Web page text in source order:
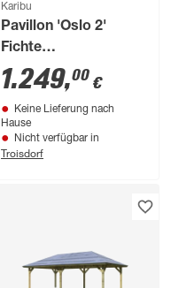
Karibu
Pavillon 'Oslo 2'
Fichte
kesseldruckimprägniert
370 x 324 cm
1.249,00 €
Keine Lieferung nach
Hause
Nicht verfügbar in
Troisdorf